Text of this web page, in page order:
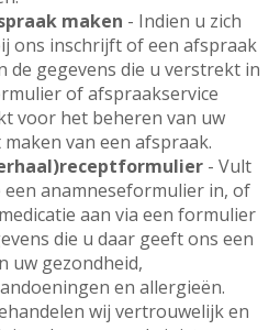
maken - Indien u zich
ons inschrijft of een afspraak
de gegevens die u verstrekt in
of afspraakservice
voor het beheren van uw
van een afspraak.
- Vult
een anamneseformulier in, of
aan via een formulier
die u daar geeft ons een
uw gezondheid,
en allergieën.
wij vertrouwelijk en